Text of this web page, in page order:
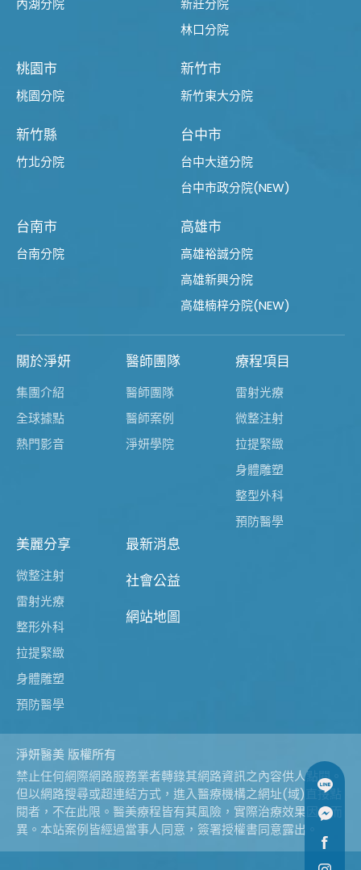
內湖分院
新莊分院
林口分院
桃園市
桃園分院
新竹市
新竹東大分院
新竹縣
竹北分院
台中市
台中大道分院
台中市政分院(NEW)
台南市
台南分院
高雄市
高雄裕誠分院
高雄新興分院
高雄楠梓分院(NEW)
關於淨妍
集團介紹
全球據點
熱門影音
醫師團隊
醫師團隊
醫師案例
淨妍學院
療程項目
雷射光療
微整注射
拉提緊緻
身體雕塑
整型外科
預防醫學
美麗分享
微整注射
雷射光療
整形外科
拉提緊緻
身體雕塑
預防醫學
最新消息
社會公益
網站地圖
淨妍醫美 版權所有
禁止任何網際網路服務業者轉錄其網路資訊之內容供人點閱。
但以網路搜尋或超連結方式，進入醫療機構之網址(域)直接點
閱者，不在此限。醫美療程皆有其風險，實際治療效果因人而
異。本站案例皆經過當事人同意，簽署授權書同意露出。